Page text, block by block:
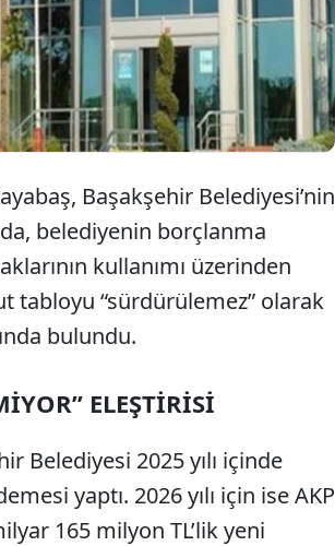
Başakşehir Belediyesi’nin
belediyenin borçlanma
kullanımı üzerinden
tabloyu “sürdürülemez” olarak
bulundu.
ELEŞTİRİSİ
Belediyesi 2025 yılı içinde
yaptı. 2026 yılı için ise AKP
165 milyon TL’lik yeni